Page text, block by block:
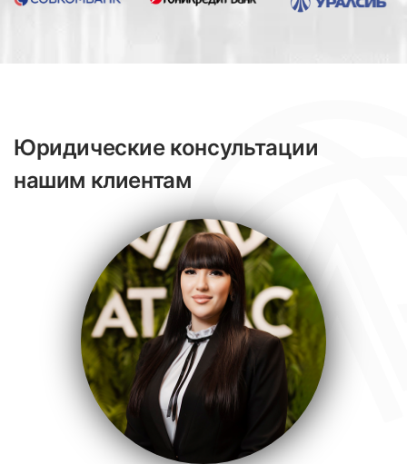
Юридические консультации
нашим клиентам